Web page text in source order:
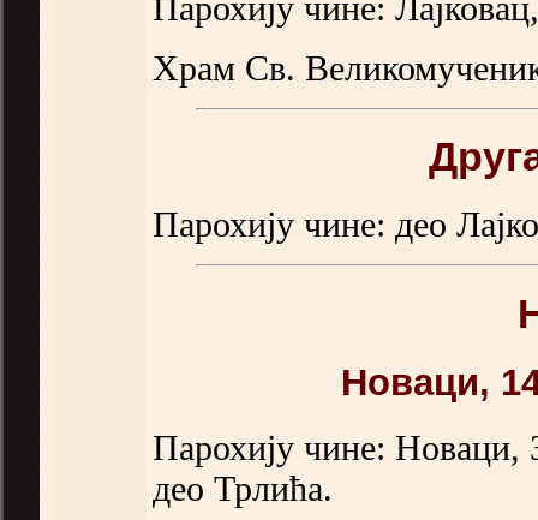
Храм Св.
Парохију чине: део
Новаци,
Парохију чине: Новаци,
део Трлића.